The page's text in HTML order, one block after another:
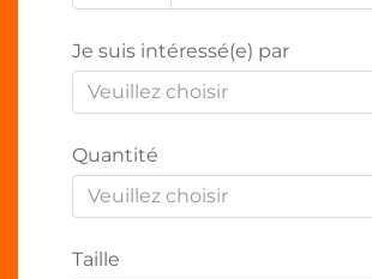
Je suis intéressé(e) par
Veuillez choisir
Quantité
Veuillez choisir
Taille